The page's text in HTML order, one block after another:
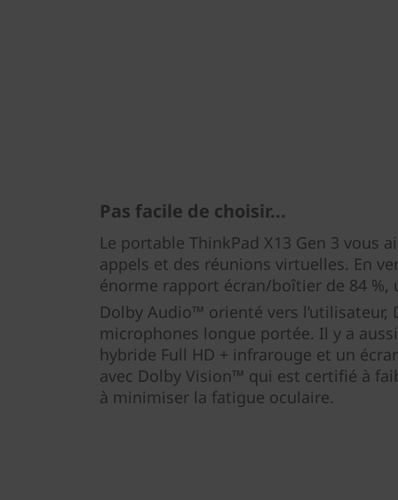
Pas facile de choisir...
Le portable ThinkPad X13 Gen 3 vous
appels et des réunions virtuelles. En
énorme rapport écran/boîtier de 84 %,
Dolby Audio™ orienté vers l’utilisateur,
microphones longue portée. Il y a
hybride Full HD + infrarouge et un
avec Dolby Vision™ qui est certifié à
à minimiser la fatigue oculaire.